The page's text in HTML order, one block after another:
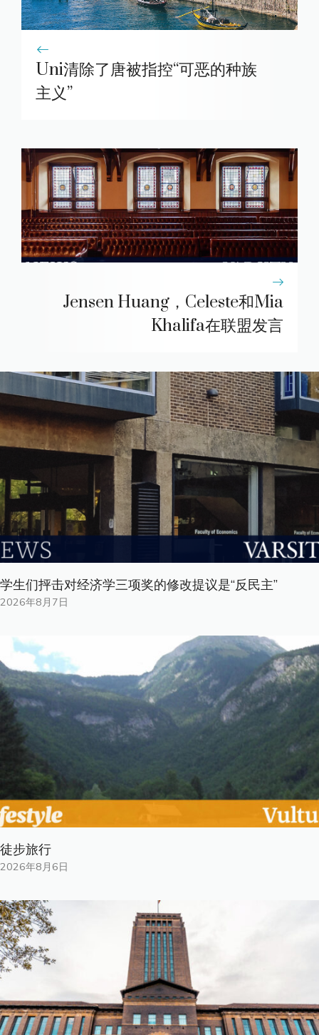
Uni清除了唐被指控“可恶的种族
主义”
Jensen Huang，Celeste和Mia
Khalifa在联盟发言
学生们抨击对经济学三项奖的修改提议是“反民主”
2026年8月7日
徒步旅行
2026年8月6日